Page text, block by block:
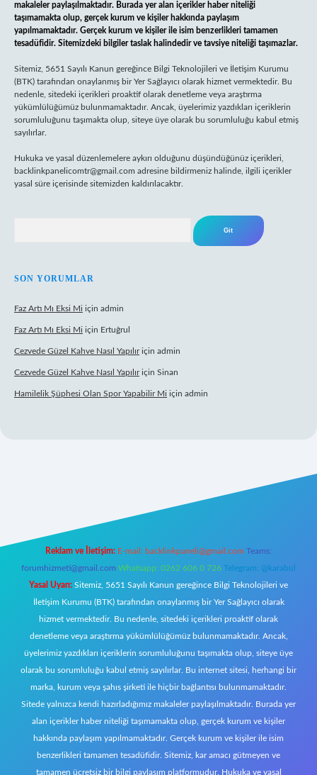
makaleler paylaşılmaktadır. Burada yer alan içerikler haber niteliği
taşımamakta olup, gerçek kurum ve kişiler hakkında paylaşım
yapılmamaktadır. Gerçek kurum ve kişiler ile isim benzerlikleri tamamen
tesadüfidir. Sitemizdeki bilgiler taslak halindedir ve tavsiye niteliği taşımazlar.
Sitemiz, 5651 Sayılı Kanun gereğince Bilgi Teknolojileri ve İletişim Kurumu
(BTK) tarafından onaylanmış bir Yer Sağlayıcı olarak hizmet vermektedir. Bu
nedenle, sitedeki içerikleri proaktif olarak denetleme veya araştırma
yükümlülüğümüz bulunmamaktadır. Ancak, üyelerimiz yazdıkları içeriklerin
sorumluluğunu taşımakta olup, siteye üye olarak bu sorumluluğu kabul etmiş
sayılırlar.
Hukuka ve yasal düzenlemelere aykırı olduğunu düşündüğünüz içerikleri,
backlinkpanelicomtr@gmail.com adresine bildirmeniz halinde, ilgili içerikler
yasal süre içerisinde sitemizden kaldırılacaktır.
SON YORUMLAR
Faz Artı Mı Eksi Mi için admin
Faz Artı Mı Eksi Mi için Ertuğrul
Cezvede Güzel Kahve Nasıl Yapılıriçin admin
Cezvede Güzel Kahve Nasıl Yapılıriçin Sinan
Hamilelik Şüphesi Olan Spor Yapabilir Mi için admin
Reklam ve İletişim: E-mail: backlinkpaneli@gmail.com Teams:
forumhizmeti@gmail.com Whatsapp: 0262 606 0 726 Telegram: @karabul
Yasal Uyarı: Sitemiz, 5651 Sayılı Kanun gereğince Bilgi Teknolojileri ve
İletişim Kurumu (BTK) tarafından onaylanmış bir Yer Sağlayıcı olarak
hizmet vermektedir. Bu nedenle, sitedeki içerikleri proaktif olarak
denetleme veya araştırma yükümlülüğümüz bulunmamaktadır. Ancak,
üyelerimiz yazdıkları içeriklerin sorumluluğunu taşımakta olup, siteye üye
olarak bu sorumluluğu kabul etmiş sayılırlar. Bu internet sitesi, herhangi bir
marka, kurum veya şahıs şirketi ile hiçbir bağlantısı bulunmamaktadır.
Sitede yalnızca kendi hazırladığımız makaleler paylaşılmaktadır. Burada yer
alan içerikler haber niteliği taşımamakta olup, gerçek kurum ve kişiler
hakkında paylaşım yapılmamaktadır. Gerçek kurum ve kişiler ile isim
benzerlikleri tamamen tesadüfidir. Sitemiz, kar amacı gütmeyen ve
tamamen ücretsiz bir bilgi paylaşım platformudur. Hukuka ve yasal